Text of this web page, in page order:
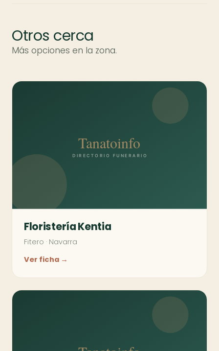
Otros cerca
Más opciones en la zona.
Floristería Kentia
Fitero · Navarra
Ver ficha →